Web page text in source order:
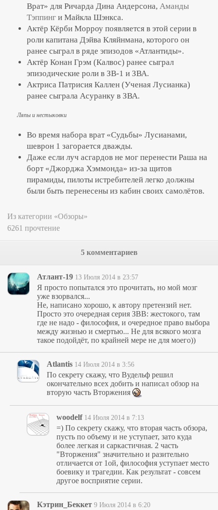
Врат» для Ричарда Дина Андерсона, Аманды
Тэппинг и Майкла Шэнкса.
Актёр Кёрби Морроу появляется в этой серии в
роли капитана Дэйва Кляйнмана, которого он
ранее сыграл в ряде эпизодов «Атлантиды».
Актёр Конан Грэм (Калвос) ранее сыграл
эпизодические роли в ЗВ-1 и ЗВА.
Актриса Патрисия Каллен (Ученая Луcианка)
ранее сыграла Асуранку в ЗВА.
Ляпы и нестыковки
Во время набора врат «Судьбы» Луcианами,
шеврон 1 загорается дважды.
Даже если луч асгардов не мог перенести Раша на
борт «Джорджа Хэммонда» из-за щитов
пирамиды, пилоты истребителей легко должны
были быть перенесены из кабин своих самолётов.
Из категории «Обзоры»
6261 прочтение
5 комментариев
Атлант-19 13 Июля 2014 в 23:57
Я просто попытался это прочитать, но мой мозг
уже взорвался...
Не, написано хорошо, к автору претензий нет.
Просто это очередная серия ЗВВ: жестокого, там
где не надо - философия, и очередное право выбора
между жизнью и смертью... Не для всякого мозга
такое подойдёт, по крайней мере не для моего))
Atlantis 14 Июля 2014 в 3:56
По секрету скажу, что Вудельф решил
окончательно всех добить и написал обзор на
вторую часть Вторжения
woodelf14 Июля 2014 в 7:13
=) По секрету скажу, что вторая часть обзора,
пусть по объему и не уступает, зато куда
более легкая и саркастичная. 2 часть
"Вторжения" значительно и разительно
отличается от 1ой, философия уступает место
боевику и трагедии. Как результат - совсем
другое восприятие серии.
Кэтрин_Беккет 9 Июля 2014 в 6:20